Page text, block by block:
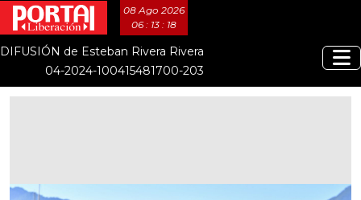
08 Ago 2026
06 : 13 : 19
DIFUSIÓN de Esteban Rivera Rivera
04-2024-100415481700-203